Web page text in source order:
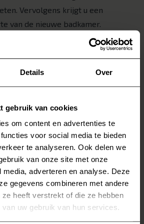
Details Over
gebruik van cookies
om content en advertenties te
voor social media te bieden
te analyseren. Ook delen we
van onze site met onze
adverteren en analyse. Deze
gegevens combineren met andere
ze heeft verstrekt of die ze hebben
uw gebruik van hun services.
Vervolgens krijgt u een
van de nieuwe badkamer.
en afvoeren
beginnen we met het
oude badkamer. Het materiaal
u daar geen omkijken naar heeft.
installeren
installeren vervolgens de
Ze laten de badkamer
Vervolgens kunt u genieten van
een